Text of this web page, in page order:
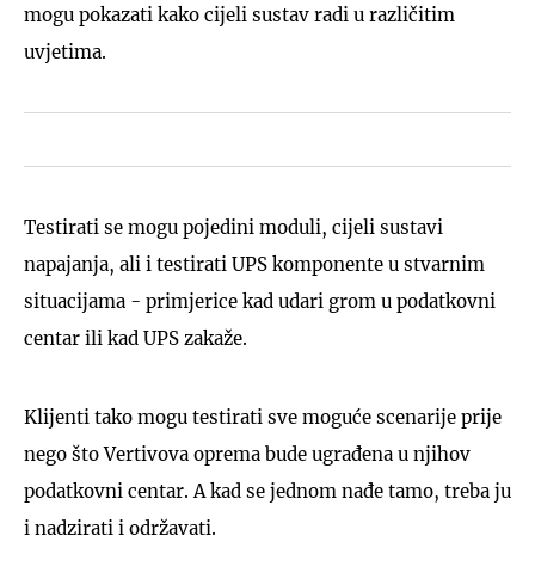
mogu pokazati kako cijeli sustav radi u različitim
uvjetima.
Testirati se mogu pojedini moduli, cijeli sustavi
napajanja, ali i testirati UPS komponente u stvarnim
situacijama - primjerice kad udari grom u podatkovni
centar ili kad UPS zakaže.
Klijenti tako mogu testirati sve moguće scenarije prije
nego što Vertivova oprema bude ugrađena u njihov
podatkovni centar. A kad se jednom nađe tamo, treba ju
i nadzirati i održavati.